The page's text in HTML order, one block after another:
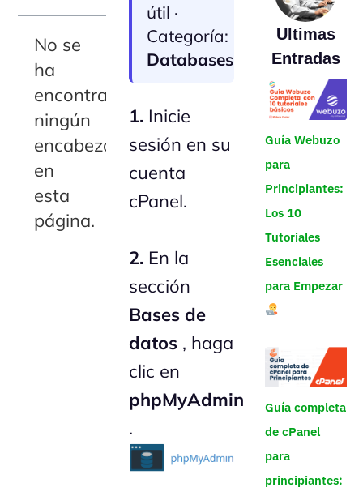
No se
ha
encontrado
ningún
encabezado
en
esta
página.
útil ·
Categoría:
Databases
1. Inicie
sesión en su
cuenta
cPanel.
2. En la
sección
Bases de
datos , haga
clic en
phpMyAdmin
.
Ultimas
Entradas
Guía Webuzo
para
Principiantes:
Los 10
Tutoriales
Esenciales
para Empezar
Guía completa
de cPanel
para
principiantes: